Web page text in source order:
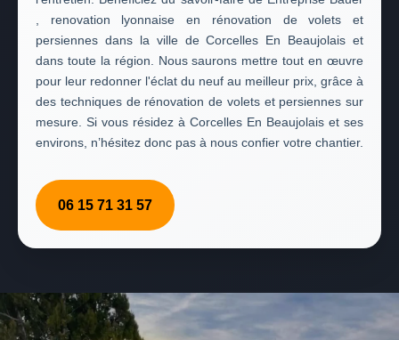
, renovation lyonnaise en rénovation de volets et
persiennes dans la ville de Corcelles En Beaujolais et
dans toute la région. Nous saurons mettre tout en œuvre
pour leur redonner l'éclat du neuf au meilleur prix, grâce à
des techniques de rénovation de volets et persiennes sur
mesure. Si vous résidez à Corcelles En Beaujolais et ses
environs, n’hésitez donc pas à nous confier votre chantier.
06 15 71 31 57